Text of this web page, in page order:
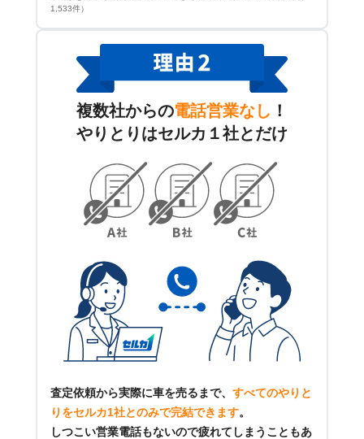
1,533件）
複数社からの電話営業なし ！
やりとりはセルカ１社とだけ
査定依頼から実際に車を売るまで、 すべてのやりと
りをセルカ1社とのみで完結できます。
しつこい営業電話もないので疲れてしまうこともあ